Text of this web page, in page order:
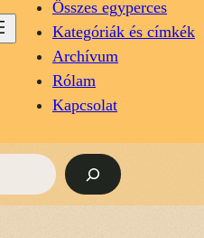
Összes egyperces
Kategóriák és címkék
Archívum
Rólam
Kapcsolat